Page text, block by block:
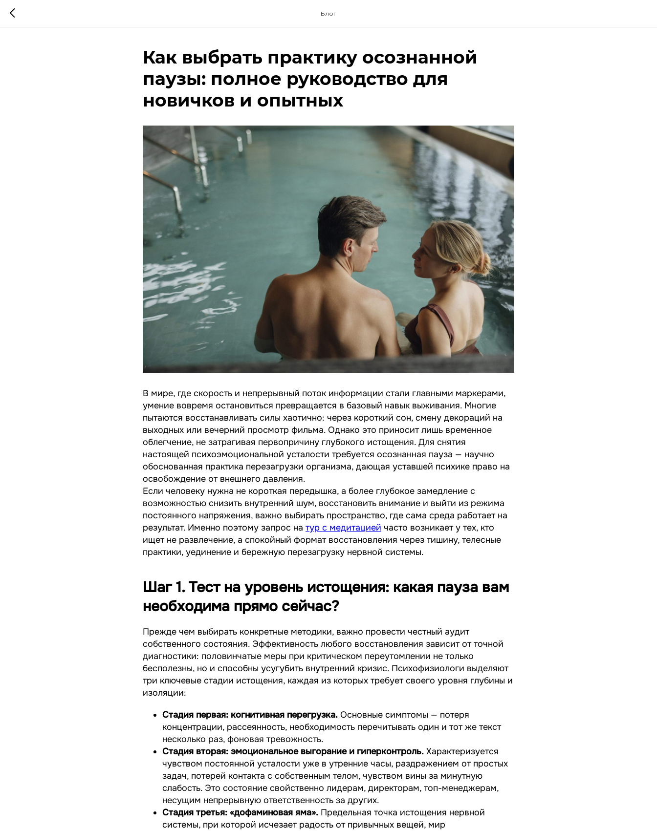
Блог
Как выбрать практику осознанной
паузы: полное руководство для
новичков и опытных
В мире, где скорость и непрерывный поток информации стали главными маркерами,
умение вовремя остановиться превращается в базовый навык выживания. Многие
пытаются восстанавливать силы хаотично: через короткий сон, смену декораций на
выходных или вечерний просмотр фильма. Однако это приносит лишь временное
облегчение, не затрагивая первопричину глубокого истощения. Для снятия
настоящей психоэмоциональной усталости требуется осознанная пауза — научно
обоснованная практика перезагрузки организма, дающая уставшей психике право на
освобождение от внешнего давления.
Если человеку нужна не короткая передышка, а более глубокое замедление с
возможностью снизить внутренний шум, восстановить внимание и выйти из режима
постоянного напряжения, важно выбирать пространство, где сама среда работает на
результат. Именно поэтому запрос на тур с медитацией часто возникает у тех, кто
ищет не развлечение, а спокойный формат восстановления через тишину, телесные
практики, уединение и бережную перезагрузку нервной системы.
Шаг 1. Тест на уровень истощения: какая пауза вам
необходима прямо сейчас?
Прежде чем выбирать конкретные методики, важно провести честный аудит
собственного состояния. Эффективность любого восстановления зависит от точной
диагностики: половинчатые меры при критическом переутомлении не только
бесполезны, но и способны усугубить внутренний кризис. Психофизиологи выделяют
три ключевые стадии истощения, каждая из которых требует своего уровня глубины и
изоляции:
Стадия первая: когнитивная перегрузка. Основные симптомы — потеря
концентрации, рассеянность, необходимость перечитывать один и тот же текст
несколько раз, фоновая тревожность.
Стадия вторая: эмоциональное выгорание и гиперконтроль. Характеризуется
чувством постоянной усталости уже в утренние часы, раздражением от простых
задач, потерей контакта с собственным телом, чувством вины за минутную
слабость. Это состояние свойственно лидерам, директорам, топ-менеджерам,
несущим непрерывную ответственность за других.
Стадия третья: «дофаминовая яма». Предельная точка истощения нервной
системы, при которой исчезает радость от привычных вещей, мир